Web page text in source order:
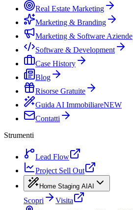
Real Estate Marketing
Marketing & Branding
Marketing & Software Aziende
Software & Development
Case History
Blog
Risorse Gratuite
Guida AI ImmobiliareNEW
Contatti
Strumenti
Lead Flow
Project Sell Out
Home Staging AI AI
Scopri
Visita